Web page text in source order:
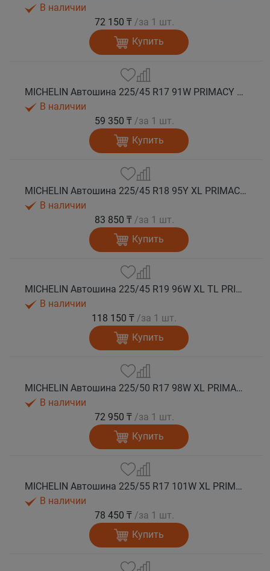
В наличии
72 150 ₸ /за 1 шт.
Купить
MICHELIN Автошина 225/45 R17 91W PRIMACY 5 лето
В наличии
59 350 ₸ /за 1 шт.
Купить
MICHELIN Автошина 225/45 R18 95Y XL PRIMACY 5 лето
В наличии
83 850 ₸ /за 1 шт.
Купить
MICHELIN Автошина 225/45 R19 96W XL TL PRIMACY 5 лето
В наличии
118 150 ₸ /за 1 шт.
Купить
MICHELIN Автошина 225/50 R17 98W XL PRIMACY 5 лето
В наличии
72 950 ₸ /за 1 шт.
Купить
MICHELIN Автошина 225/55 R17 101W XL PRIMACY 5 лето
В наличии
78 450 ₸ /за 1 шт.
Купить